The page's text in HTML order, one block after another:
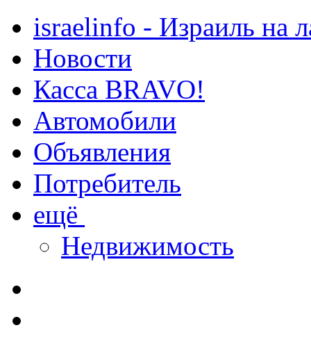
israelinfo - Израиль на
Новости
Касса BRAVO!
Автомобили
Объявления
Потребитель
ещё
Недвижимость